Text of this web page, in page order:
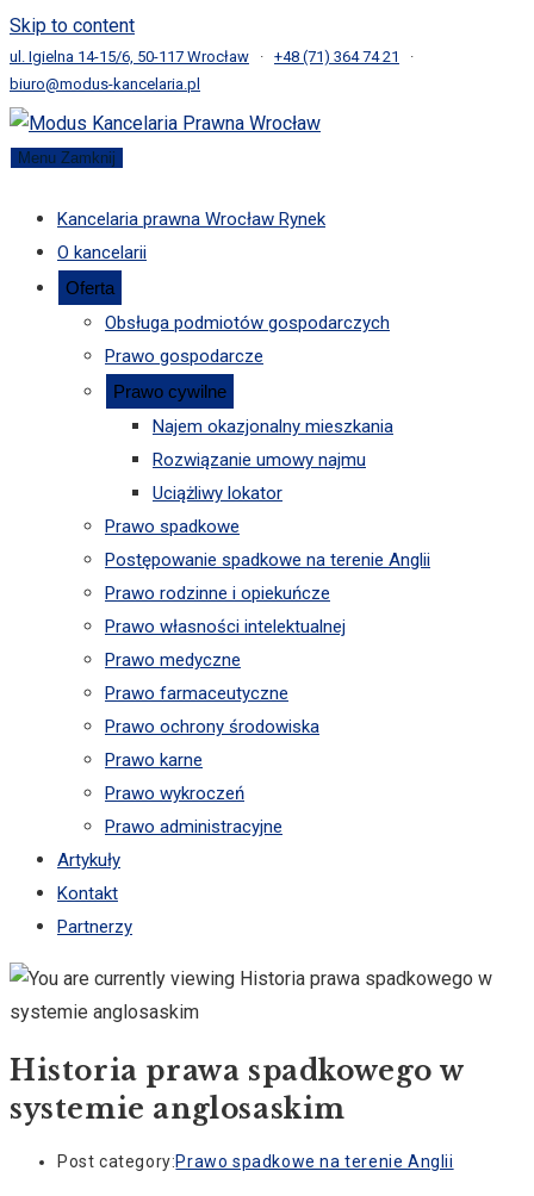
Skip to content
ul. Igielna 14-15/6, 50-117 Wrocław · +48 (71) 364 74 21
·
biuro@modus-kancelaria.pl
Menu Zamknij
Kancelaria prawna Wrocław Rynek
O kancelarii
Oferta
Obsługa podmiotów gospodarczych
Prawo gospodarcze
Prawo cywilne
Najem okazjonalny mieszkania
Rozwiązanie umowy najmu
Uciążliwy lokator
Prawo spadkowe
Postępowanie spadkowe na terenie Anglii
Prawo rodzinne i opiekuńcze
Prawo własności intelektualnej
Prawo medyczne
Prawo farmaceutyczne
Prawo ochrony środowiska
Prawo karne
Prawo wykroczeń
Prawo administracyjne
Artykuły
Kontakt
Partnerzy
Historia prawa spadkowego w
systemie anglosaskim
Post category:Prawo spadkowe na terenie Anglii